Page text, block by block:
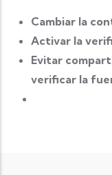
Cambiar la
Activar la
Evitar
verificar la